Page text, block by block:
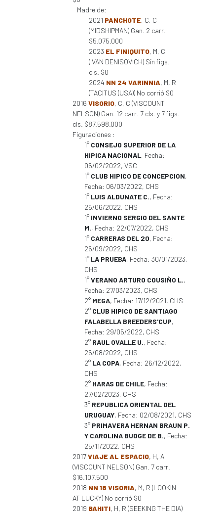
Madre de:
2021 PANCHOTE, C, C
(MIDSHIPMAN) Gan. 2 carr.
$5.075.000
2023 EL FINIQUITO, M, C
(IVAN DENISOVICH) Sin figs.
cls. $0
2024 NN 24 VARINNIA, M, R
(TACITUS (USA)) No corrió $0
2016 VISORIO, C, C (VISCOUNT
NELSON) Gan. 12 carr. 7 cls. y 7 figs.
cls. $87.598.000
Figuraciones :
1° CONSEJO SUPERIOR DE LA
HIPICA NACIONAL, Fecha:
06/02/2022, VSC
1° CLUB HIPICO DE CONCEPCION,
Fecha: 06/03/2022, CHS
1° LUIS ALDUNATE C., Fecha:
26/06/2022, CHS
1° INVIERNO SERGIO DEL SANTE
M., Fecha: 22/07/2022, CHS
1° CARRERAS DEL 20, Fecha:
26/09/2022, CHS
1° LA PRUEBA, Fecha: 30/01/2023,
CHS
1°VERANO ARTURO COUSIÑO L.,
Fecha: 27/03/2023, CHS
2° MEGA, Fecha: 17/12/2021, CHS
2° CLUB HIPICO DE SANTIAGO
FALABELLA BREEDERS'CUP,
Fecha: 29/05/2022, CHS
2° RAUL OVALLE U., Fecha:
26/08/2022, CHS
2° LA COPA, Fecha: 26/12/2022,
CHS
2° HARAS DE CHILE, Fecha:
27/02/2023, CHS
3° REPUBLICA ORIENTAL DEL
URUGUAY, Fecha: 02/08/2021, CHS
3° PRIMAVERA HERNAN BRAUN P.
Y CAROLINA BUDGE DE B., Fecha:
25/11/2022, CHS
2017VIAJE AL ESPACIO, H, A
(VISCOUNT NELSON) Gan. 7 carr.
$16.107.500
2018 NN 18 VISORIA, M, R (LOOKIN
AT LUCKY) No corrió $0
2019 BAHITI, H, R (SEEKING THE DIA)